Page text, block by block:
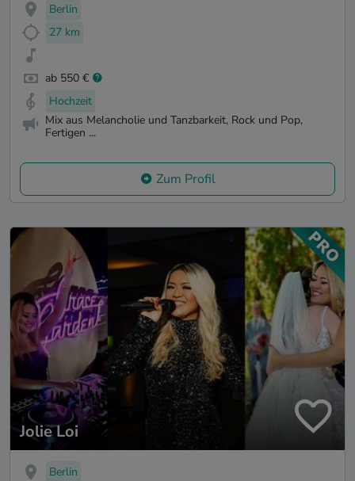
Berlin
27 km
ab 550 €
Hochzeit
Mix aus Melancholie und Tanzbarkeit, Rock und Pop,
Fertigen ...
Zum Profil
Jolie Loi
Berlin